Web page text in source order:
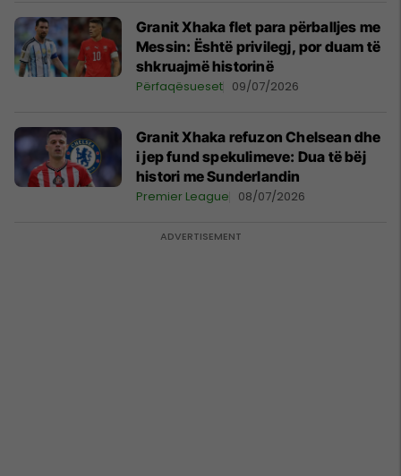
Granit Xhaka flet para përballjes me
Messin: Është privilegj, por duam të
shkruajmë historinë
Përfaqësueset 09/07/2026
Granit Xhaka refuzon Chelsean dhe
i jep fund spekulimeve: Dua të bëj
histori me Sunderlandin
Premier League 08/07/2026